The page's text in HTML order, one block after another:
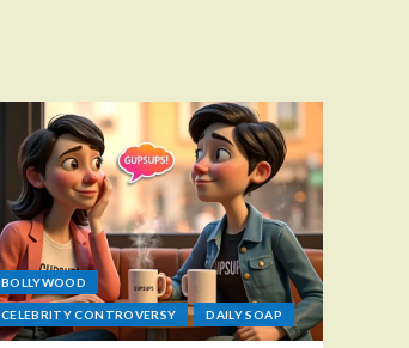
BOLLYWOOD
CELEBRITY CONTROVERSY DAILY SOAP